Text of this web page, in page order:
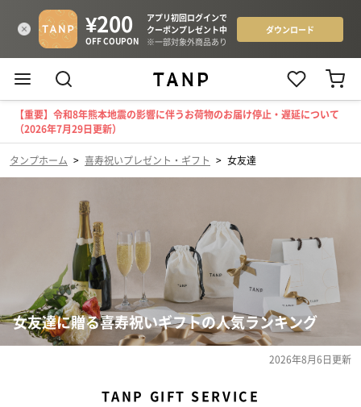
【重要】令和8年熊本地震の影響に伴うお荷物のお届け停止・遅延について
（2026年7月29日更新）
タンプホーム > 喜寿祝いプレゼント・ギフト > 女友達
女友達に贈る喜寿祝いギフトの人気ランキング
2026年8月6日更新
TANP GIFT SERVICE